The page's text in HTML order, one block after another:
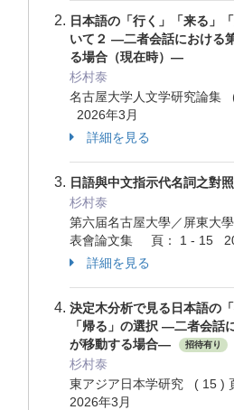
日本語の「行く」「来る」
いて２ ―二者会話における
る場合（現在時）―
杉村泰
名古屋大学人文学研究論集
2026年3月
詳細を見る
日語與中文指示代名詞之對
杉村泰
第六届名古屋大學／屏東大
表會論文集 頁： 1 - 15
詳細を見る
決定木分析で見る日本語の
「帰る」の選択 ―二者会話
が移動する場合―
招待有り
杉村泰
東アジア日本学研究 ( 15 )
2026年3月